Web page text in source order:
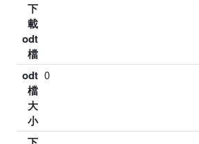
下
載
odt
檔
odt
檔
大
小
0